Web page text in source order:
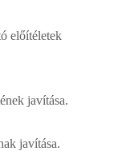
előítéletek
javítása.
javítása.